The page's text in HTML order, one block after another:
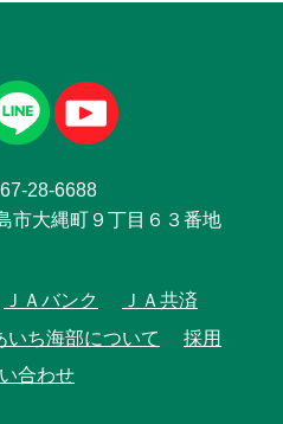
28-6688
市大縄町９丁目６３番地
ＪＡバンク
ＪＡ共済
いち海部について
採用
合わせ